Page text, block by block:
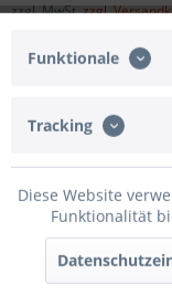
zzgl. MwSt.zzgl.
Merken
Artikel-Nr.:
Funktionale
Tracking
Diese Website
Funktionalität